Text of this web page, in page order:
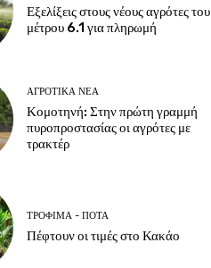
Εξελίξεις στους νέους αγρότες του
μέτρου 6.1 για πληρωμή
ΑΓΡΟΤΙΚΆ ΝΈΑ
Κομοτηνή: Στην πρώτη γραμμή
πυροπροστασίας οι αγρότες με
τρακτέρ
ΤΡΌΦΙΜΑ - ΠΟΤΆ
Πέφτουν οι τιμές στο Κακάο